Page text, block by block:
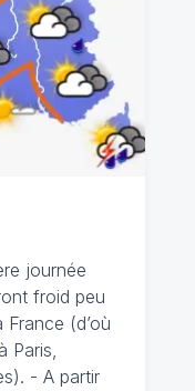
journée
froid peu
(d’où
Paris,
- A partir